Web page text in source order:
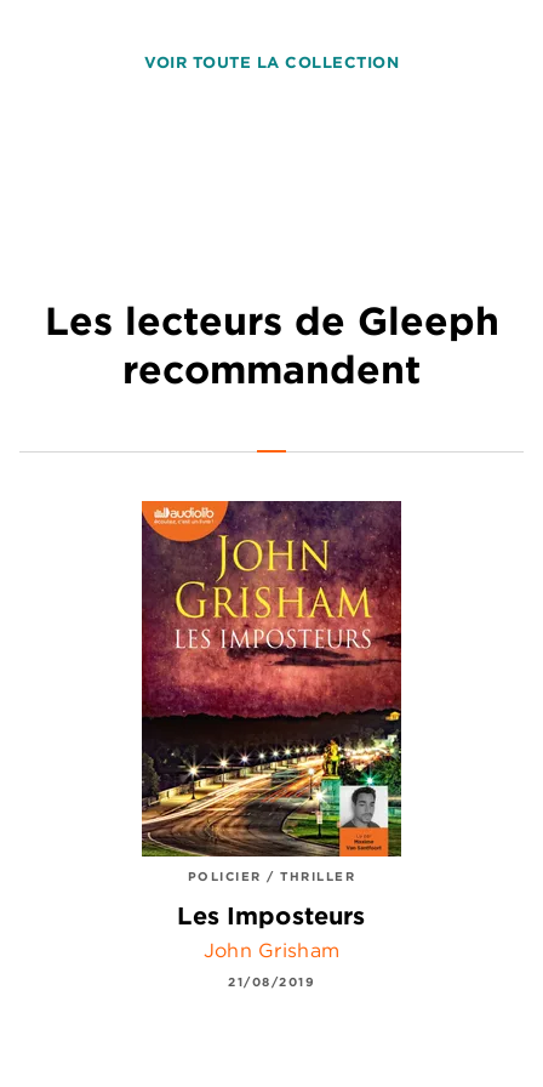
VOIR TOUTE LA COLLECTION
Les lecteurs de Gleeph
recommandent
POLICIER / THRILLER
Les Imposteurs
John Grisham
21/08/2019